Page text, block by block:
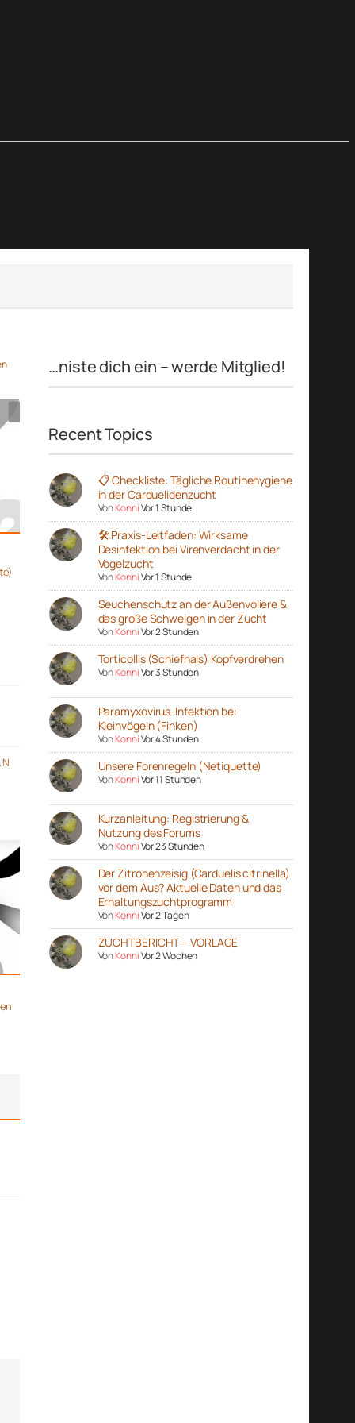
…niste dich ein – werde Mitglied!
Recent Topics
📋 Checkliste: Tägliche Routinehygiene
in der Carduelidenzucht
VonKonniVor 1 Stunde
🛠️ Praxis-Leitfaden: Wirksame
Desinfektion bei Virenverdacht in der
Vogelzucht
VonKonniVor 1 Stunde
Seuchenschutz an der Außenvoliere &
das große Schweigen in der Zucht
VonKonniVor 2 Stunden
Torticollis (Schiefhals) Kopfverdrehen
VonKonniVor 3 Stunden
Paramyxovirus-Infektion bei
Kleinvögeln (Finken)
VonKonniVor 4 Stunden
Unsere Forenregeln (Netiquette)
VonKonniVor 11 Stunden
Kurzanleitung: Registrierung &
Nutzung des Forums
VonKonniVor 23 Stunden
Der Zitronenzeisig (Carduelis citrinella)
vor dem Aus? Aktuelle Daten und das
Erhaltungszuchtprogramm
VonKonniVor 2 Tagen
ZUCHTBERICHT – VORLAGE
VonKonniVor 2 Wochen